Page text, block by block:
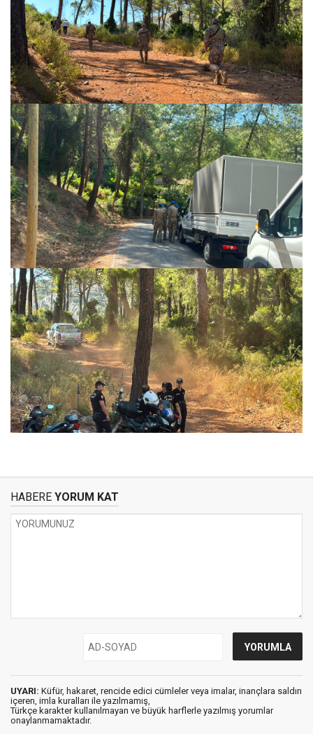
HABERE YORUM KAT
UYARI: Küfür, hakaret, rencide edici cümleler veya imalar, inançlara saldırı
içeren, imla kuralları ile yazılmamış,
Türkçe karakter kullanılmayan ve büyük harflerle yazılmış yorumlar
onaylanmamaktadır.